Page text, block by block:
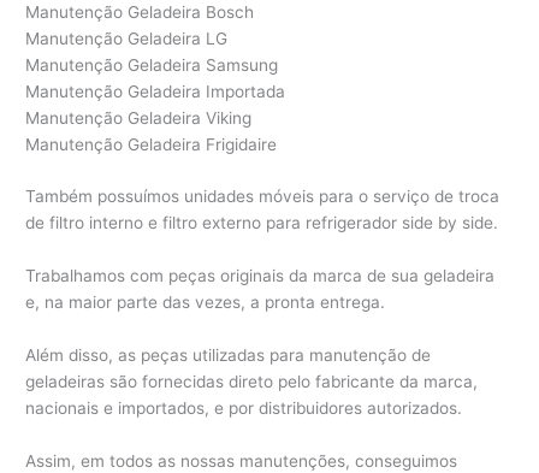
Manutenção Geladeira Bosch
Manutenção Geladeira LG
Manutenção Geladeira Samsung
Manutenção Geladeira Importada
Manutenção Geladeira Viking
Manutenção Geladeira Frigidaire
Também possuímos unidades móveis para o serviço de troca
de filtro interno e filtro externo para refrigerador side by side.
Trabalhamos com peças originais da marca de sua geladeira
e, na maior parte das vezes, a pronta entrega.
Além disso, as peças utilizadas para manutenção de
geladeiras são fornecidas direto pelo fabricante da marca,
nacionais e importados, e por distribuidores autorizados.
Assim, em todos as nossas manutenções, conseguimos